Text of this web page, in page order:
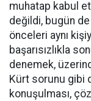
muhatap kabul
değildi, bugün
önceleri aynı
başarısızlıkla
denemek,
Kürt sorunu gibi
konuşulması,